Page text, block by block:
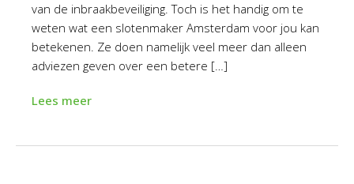
van de inbraakbeveiliging. Toch is het handig om te
weten wat een slotenmaker Amsterdam voor jou kan
betekenen. Ze doen namelijk veel meer dan alleen
adviezen geven over een betere […]
Lees meer